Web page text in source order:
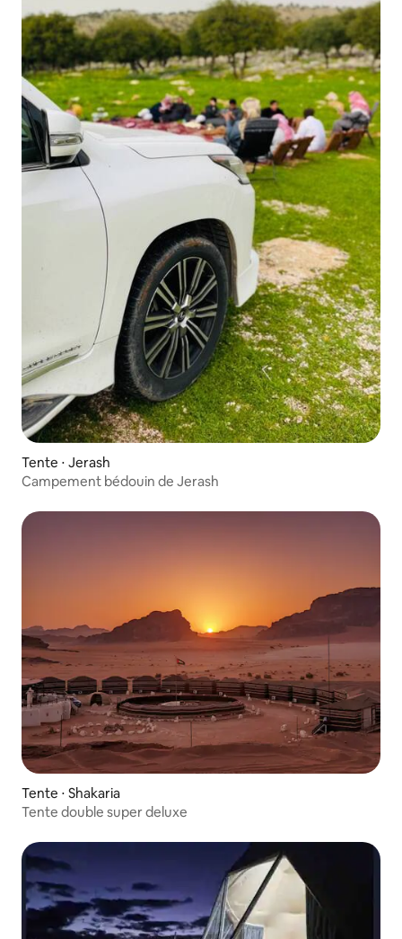
Tente ⋅ Jerash
Campement bédouin de Jerash
Tente ⋅ Shakaria
Tente double super deluxe